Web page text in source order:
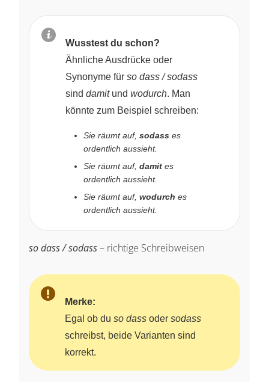
Wusstest du schon?
Ähnliche Ausdrücke oder
Synonyme für so dass / sodass
sind damitund wodurch. Man
könnte zum Beispiel schreiben:
Sie räumt auf, sodass es
ordentlich aussieht.
Sie räumt auf, damit es
ordentlich aussieht.
Sie räumt auf, wodurch es
ordentlich aussieht.
so dass / sodass– richtige Schreibweisen
Merke:
Egal ob du so dass oder sodass
schreibst, beide Varianten sind
korrekt.